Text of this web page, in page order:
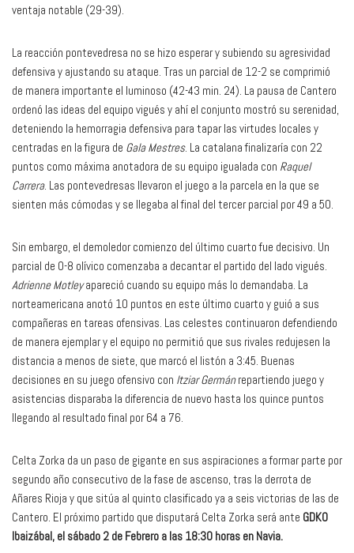
ventaja notable (29-39).
La reacción pontevedresa no se hizo esperar y subiendo su agresividad
defensiva y ajustando su ataque. Tras un parcial de 12-2 se comprimió
de manera importante el luminoso (42-43 min. 24). La pausa de Cantero
ordenó las ideas del equipo vigués y ahí el conjunto mostró su serenidad,
deteniendo la hemorragia defensiva para tapar las virtudes locales y
centradas en la figura de Gala Mestres. La catalana finalizaría con 22
puntos como máxima anotadora de su equipo igualada con Raquel
Carrera. Las pontevedresas llevaron el juego a la parcela en la que se
sienten más cómodas y se llegaba al final del tercer parcial por 49 a 50.
Sin embargo, el demoledor comienzo del último cuarto fue decisivo. Un
parcial de 0-8 olívico comenzaba a decantar el partido del lado vigués.
Adrienne Motleyapareció cuando su equipo más lo demandaba. La
norteamericana anotó 10 puntos en este último cuarto y guió a sus
compañeras en tareas ofensivas. Las celestes continuaron defendiendo
de manera ejemplar y el equipo no permitió que sus rivales redujesen la
distancia a menos de siete, que marcó el listón a 3:45. Buenas
decisiones en su juego ofensivo con Itziar Germánrepartiendo juego y
asistencias disparaba la diferencia de nuevo hasta los quince puntos
llegando al resultado final por 64 a 76.
Celta Zorka da un paso de gigante en sus aspiraciones a formar parte por
segundo año consecutivo de la fase de ascenso, tras la derrota de
Añares Rioja y que sitúa al quinto clasificado ya a seis victorias de las de
Cantero. El próximo partido que disputará Celta Zorka será ante GDKO
Ibaizábal, el sábado 2 de Febrero a las 18:30 horas en Navia.